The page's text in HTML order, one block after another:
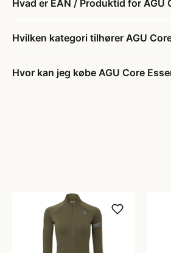
Hvad er EAN / Produktid for
Hvilken kategori tilhører AGU
Hvor kan jeg købe AGU Core